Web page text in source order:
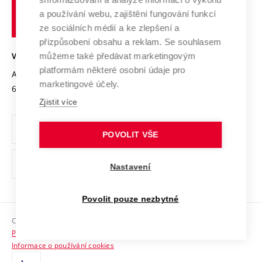
Transfer znalostí
Open Science
Projekty
Projekty ze strukturálních fondů
Specifický výzkum
Služby univerzity
Mezinárodní dohody
Univerzitní sítě
Podnikavá univerzita / ContriBUTe
Bezpečná univerzita
Vyznamenání
Organizační struktura
Ochrana osobních údajů
odkaz)
Sociální bezpečí
HR Award
učení
technické
VYSOKÉ UČENÍ TECHNICKÉ V BRNĚ
Antonínská 548/1
602 00 Brno
www.vut.cz
vut@vutbr.cz
Copyright © 2026 VUT
Prohlášení o přístupnosti
Informace o používání cookies
a používání webu, zajištění fungování funkcí
ze sociálních médií a ke zlepšení a
přizpůsobení obsahu a reklam. Se souhlasem
můžeme také předávat marketingovým
platformám některé osobní údaje pro
marketingové účely.
Zjistit více
POVOLIT VŠE
Nastavení
Povolit pouze nezbytné